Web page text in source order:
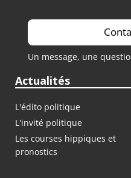
Un message, une
Actualités
L'édito politique
L'invité politique
Les courses hippiques et
pronostics